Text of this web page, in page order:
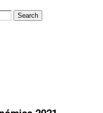
Search